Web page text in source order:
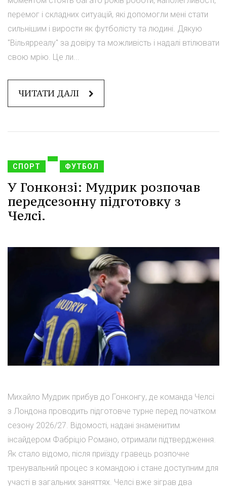
перемог і складних ситуацій, які допомогли мені стати
сильнішим і вирости як футболісту та людині. Дякую
"Вільярреалу" за довіру та можливість і надалі втілювати
свою мрію. Це ли...
ЧИТАТИ ДАЛІ
СПОРТ ФУТБОЛ
У Гонконзі: Мудрик розпочав
передсезонну підготовку з
Челсі.
Михайло Мудрик прибув до Гонконгу, де команда Челсі
з Лондона проводить підготовче турне перед початком
сезону 2026/27. Відомості, надані знаменитим
інсайдером Фабріціо Романо, отримали підтвердження.
Як стало відомо, після приїзду гравець розпочне
тренувальний процес з командою і стане доступним для
участі в загальних заняттях. Челсі вже зіграв два